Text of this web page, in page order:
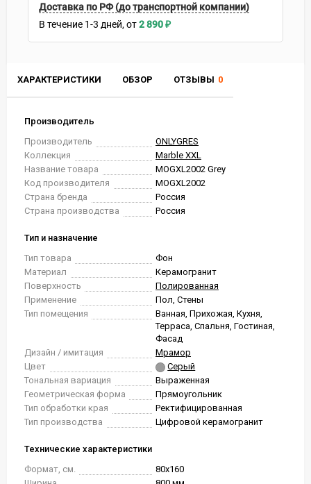
ХАРАКТЕРИСТИКИ ОБЗОР ОТЗЫВЫ 0
Производитель
Производитель
ONLYGRES
Коллекция
Marble XXL
Название товара
MOGXL2002 Grey
Код производителя
MOGXL2002
Страна бренда
Россия
Страна производства
Россия
Тип и назначение
Тип товара
Фон
Материал
Керамогранит
Поверхность
Полированная
Применение
Пол, Стены
Тип помещения
Ванная, Прихожая, Кухня,
Терраса, Спальня, Гостиная,
Фасад
Дизайн / имитация
Мрамор
Цвет
Серый
Тональная вариация
Выраженная
Геометрическая форма
Прямоугольник
Тип обработки края
Ректифицированная
Тип производства
Цифровой керамогранит
Технические характеристики
Формат, см.
80x160
Доставка по РФ (до транспортной компании)
В течение 1-3 дней 2 890₽